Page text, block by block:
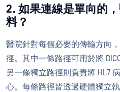
2. 如果連線是單向的
料？
醫院針對每個必要的傳輸方向
徑。其中一條路徑可用於將
另一條獨立路徑則負責將 HL7
心。每條路徑皆透過硬體獨立執